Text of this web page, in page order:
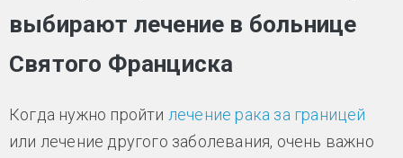
выбирают лечение в больнице
Святого Франциска
Когда нужно пройти лечение рака за границей
или лечение другого заболевания, очень важно